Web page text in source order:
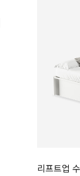
리프트업